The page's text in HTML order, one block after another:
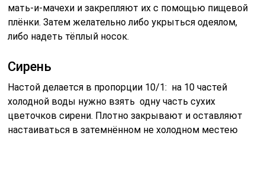
мать-и-мачехи и закрепляют их с помощью пищевой
плёнки. Затем желательно либо укрыться одеялом,
либо надеть тёплый носок.
Сирень
Настой делается в пропорции 10/1: на 10 частей
холодной воды нужно взять одну часть сухих
цветочков сирени. Плотно закрывают и оставляют
настаиваться в затемнённом не холодном местею